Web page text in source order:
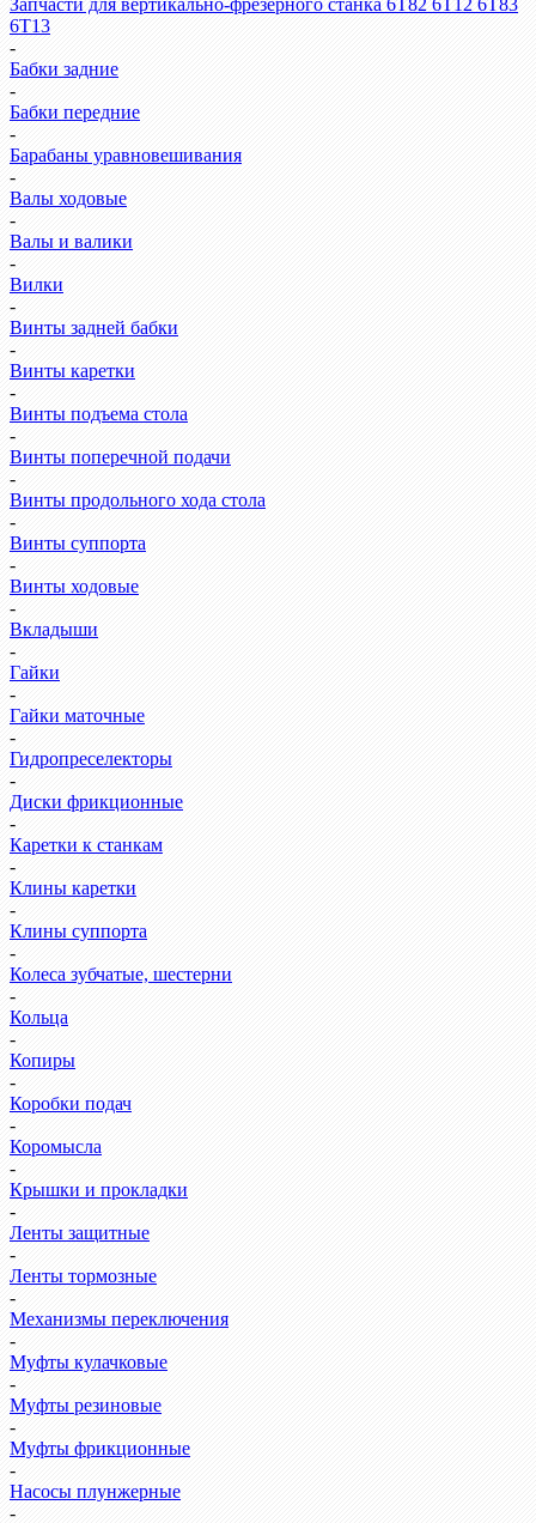
Запчасти для вертикально-фрезерного станка 6Т82 6Т12 6Т83
6Т13
-
Бабки задние
-
Бабки передние
-
Барабаны уравновешивания
-
Валы ходовые
-
Валы и валики
-
Вилки
-
Винты задней бабки
-
Винты каретки
-
Винты подъема стола
-
Винты поперечной подачи
-
Винты продольного хода стола
-
Винты суппорта
-
Винты ходовые
-
Вкладыши
-
Гайки
-
Гайки маточные
-
Гидропреселекторы
-
Диски фрикционные
-
Каретки к станкам
-
Клины каретки
-
Клины суппорта
-
Колеса зубчатые, шестерни
-
Кольца
-
Копиры
-
Коробки подач
-
Коромысла
-
Крышки и прокладки
-
Ленты защитные
-
Ленты тормозные
-
Механизмы переключения
-
Муфты кулачковые
-
Муфты резиновые
-
Муфты фрикционные
-
Насосы плунжерные
-